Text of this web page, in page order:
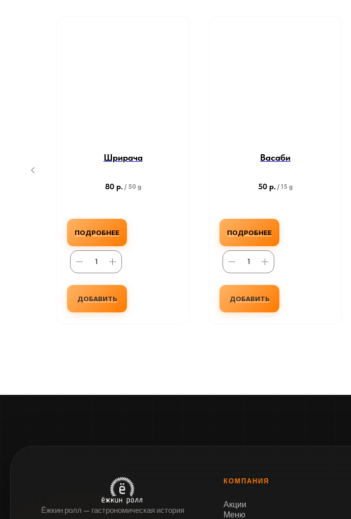
Шрирача
80 р. / 50 g
ПОДРОБНЕЕ
ДОБАВИТЬ
Васаби
50 р. / 15 g
ПОДРОБНЕЕ
ДОБАВИТЬ
Ёжкин ролл — гастрономическая история
КОМПАНИЯ
Акции
Меню